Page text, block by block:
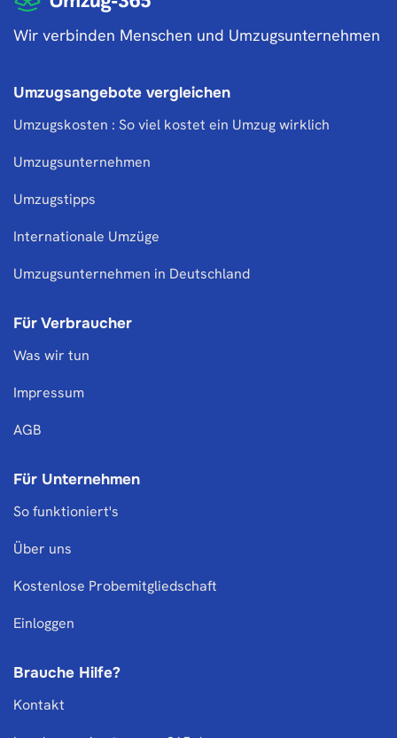
Wir verbinden Menschen und Umzugsunternehmen
Umzugsangebote vergleichen
Umzugskosten : So viel kostet ein Umzug wirklich
Umzugsunternehmen
Umzugstipps
Internationale Umzüge
Umzugsunternehmen in Deutschland
Für Verbraucher
Was wir tun
Impressum
AGB
Für Unternehmen
So funktioniert's
Über uns
Kostenlose Probemitgliedschaft
Einloggen
Brauche Hilfe?
Kontakt